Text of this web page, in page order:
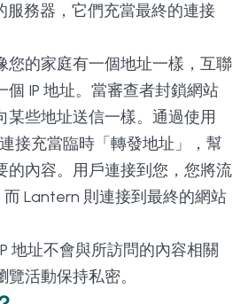
服務器，它們充當最終的連接
您的家庭有一個地址一樣，互聯
個 IP 地址。當審查者封鎖網站
某些地址送信一樣。通過使用
接充當臨時「轉發地址」，幫
的內容。用戶連接到您，您將流
Lantern 則連接到最終的網站
地址不會與所訪問的內容相關
活動保持私密。